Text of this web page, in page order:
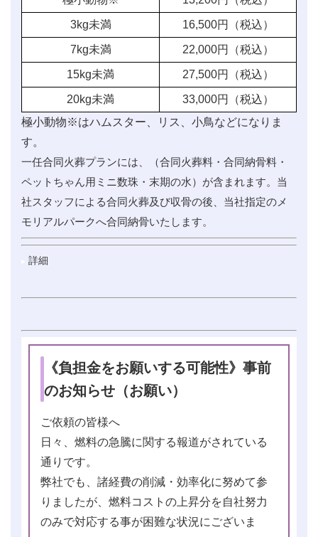
3kg未満 16,500円（税込）
7kg未満 22,000円（税込）
15kg未満 27,500円（税込）
20kg未満 33,000円（税込）
極小動物※はハムスター、リス、小鳥などになりま
す。
一任合同火葬プランには、（合同火葬料・合同納骨料・
ペットちゃん用ミニ数珠・末期の水）が含まれます。当
社スタッフによる合同火葬及び収骨の後、当社指定のメ
モリアルパークへ合同納骨いたします。
詳細
《負担金をお願いする可能性》事前
のお知らせ（お願い）
ご依頼の皆様へ
日々、燃料の急騰に関する報道がされている
通りです。
弊社でも、諸経費の削減・効率化に努めて参
りましたが、燃料コストの上昇分を自社努力
のみで対応する事が困難な状況にございま